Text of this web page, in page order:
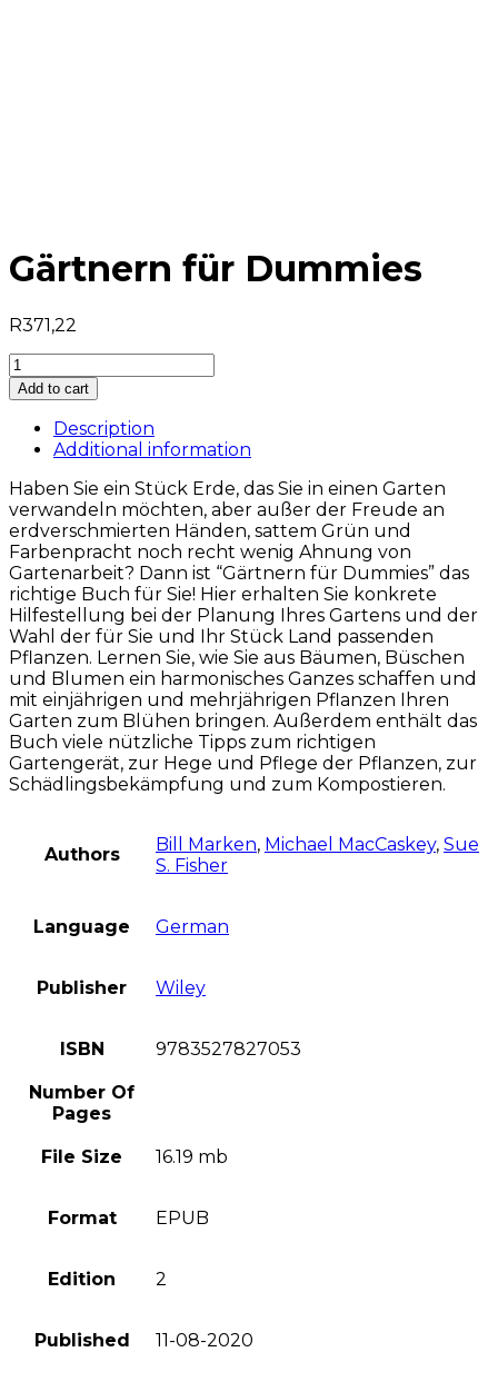
Gärtnern für Dummies
R371,22
Gärtnern
für
Dummies
quantity
Add to cart
Description
Additional information
Haben Sie ein Stück Erde, das Sie in einen Garten
verwandeln möchten, aber außer der Freude an
erdverschmierten Händen, sattem Grün und
Farbenpracht noch recht wenig Ahnung von
Gartenarbeit? Dann ist “Gärtnern für Dummies” das
richtige Buch für Sie! Hier erhalten Sie konkrete
Hilfestellung bei der Planung Ihres Gartens und der
Wahl der für Sie und Ihr Stück Land passenden
Pflanzen. Lernen Sie, wie Sie aus Bäumen, Büschen
und Blumen ein harmonisches Ganzes schaffen und
mit einjährigen und mehrjährigen Pflanzen Ihren
Garten zum Blühen bringen. Außerdem enthält das
Buch viele nützliche Tipps zum richtigen
Gartengerät, zur Hege und Pflege der Pflanzen, zur
Schädlingsbekämpfung und zum Kompostieren.
Authors Bill Marken, Michael MacCaskey, Sue
S. Fisher
Language German
Publisher Wiley
ISBN 9783527827053
Number Of
Pages
File Size 16.19 mb
Format EPUB
Edition 2
Published 11-08-2020